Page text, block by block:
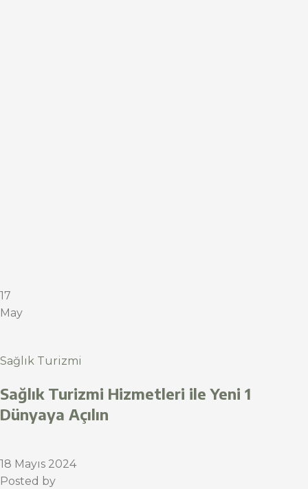
17
May
Sağlık Turizmi
Sağlık Turizmi Hizmetleri ile Yeni 1
Dünyaya Açılın
18 Mayıs 2024
Posted by